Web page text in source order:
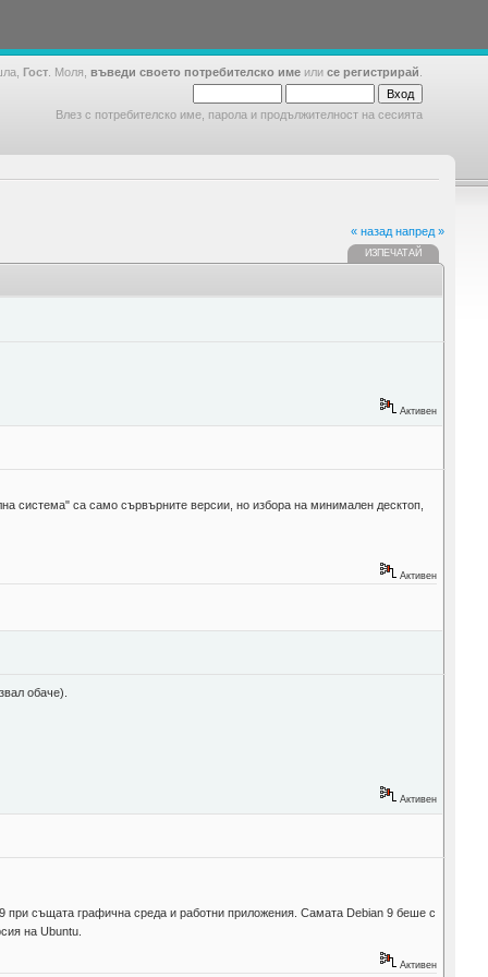
Гост . Моля, въведи своето потребителско име или се регистрирай
Влез с потребителско име, парола и продължителност на сесията
« назад напред »
ИЗПЕЧАТАЙ
Активен
система" са само сървърните версии, но избора на минимален десктоп,
Активен
обаче).
Активен
при същата графична среда и работни приложения. Самата Debian 9 беше с
на Ubuntu.
Активен